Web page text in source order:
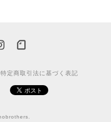
特定商取引法に基づく表記